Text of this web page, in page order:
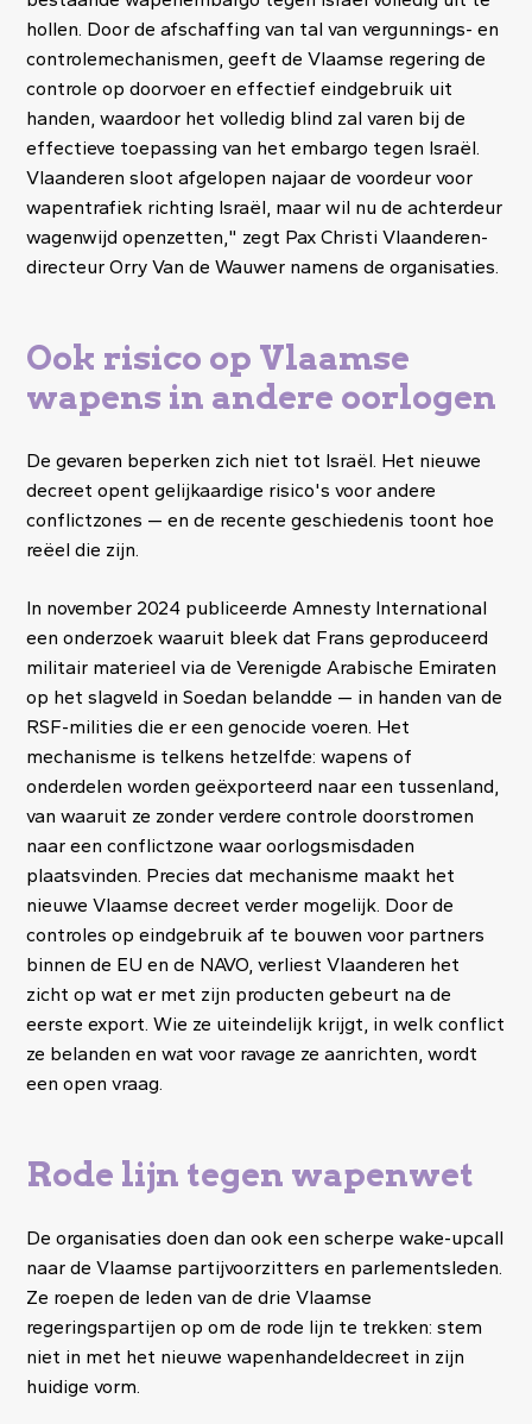
hollen. Door de afschaffing van tal van vergunnings- en
controlemechanismen, geeft de Vlaamse regering de ​
controle op doorvoer en effectief eindgebruik uit
handen, waardoor het volledig blind zal varen bij de
effectieve toepassing van het embargo tegen Israël.
Vlaanderen sloot afgelopen najaar de voordeur voor
wapentrafiek richting Israël, maar wil nu de achterdeur
wagenwijd openzetten," zegt Pax Christi Vlaanderen-
directeur Orry Van de Wauwer namens de organisaties.
Ook risico op Vlaamse
wapens in andere oorlogen
De gevaren beperken zich niet tot Israël. Het nieuwe
decreet opent gelijkaardige risico's voor andere
conflictzones — en de recente geschiedenis toont hoe
reëel die zijn.
In november 2024 publiceerde Amnesty International
een onderzoek waaruit bleek dat Frans geproduceerd
militair materieel via de Verenigde Arabische Emiraten
op het slagveld in Soedan belandde — in handen van de
RSF-milities die er een genocide voeren. Het
mechanisme is telkens hetzelfde: wapens of
onderdelen worden geëxporteerd naar een tussenland,
van waaruit ze zonder verdere controle doorstromen
naar een conflictzone waar oorlogsmisdaden
plaatsvinden. Precies dat mechanisme maakt het
nieuwe Vlaamse decreet verder mogelijk. Door de
controles op eindgebruik af te bouwen voor partners
binnen de EU en de NAVO, verliest Vlaanderen het
zicht op wat er met zijn producten gebeurt na de
eerste export. Wie ze uiteindelijk krijgt, in welk conflict
ze belanden en wat voor ravage ze aanrichten, wordt
een open vraag.
Rode lijn tegen wapenwet
De organisaties doen dan ook een scherpe wake-upcall
naar de Vlaamse partijvoorzitters en parlementsleden.
Ze roepen de leden van de drie Vlaamse
regeringspartijen op om de rode lijn te trekken: stem
niet in met het nieuwe wapenhandeldecreet in zijn
huidige vorm.